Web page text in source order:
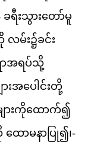
ခရသတမ
လမ်း၌​ခင
အရပသ
အပ ငတ
ကထက်၍
ထမန ပြု၍၊-